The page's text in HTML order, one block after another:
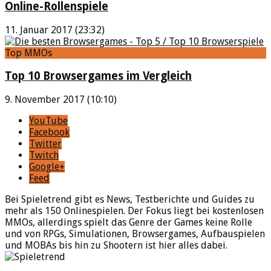
Online-Rollenspiele
11. Januar 2017 (23:32)
Top MMOs
Top 10 Browsergames im Vergleich
9. November 2017 (10:10)
YouTube
Facebook
Twitter
Twitch
Google+
Feed
Bei Spieletrend gibt es News, Testberichte und Guides zu
mehr als 150 Onlinespielen. Der Fokus liegt bei kostenlosen
MMOs, allerdings spielt das Genre der Games keine Rolle
und von RPGs, Simulationen, Browsergames, Aufbauspielen
und MOBAs bis hin zu Shootern ist hier alles dabei.